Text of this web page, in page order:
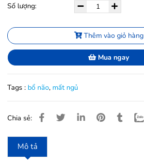
Số lượng:
Thêm vào giỏ hàng
Mua ngay
Tags : bổ não, mất ngủ
Chia sẻ:
Mô tả